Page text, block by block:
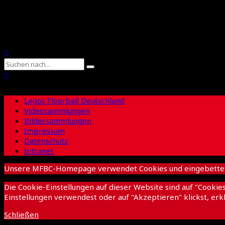
Logos Floorball Deutschland
Videosammlungen
Bildersammlungen
Impressum
Datenschutz
Intranet
Unsere MFBC-Homepage verwendet Cookies und
Die Cookie-Einstellungen auf dieser Website sind auf
Einstellungen verwendest oder auf "Akzeptieren" klickst,
Schließen